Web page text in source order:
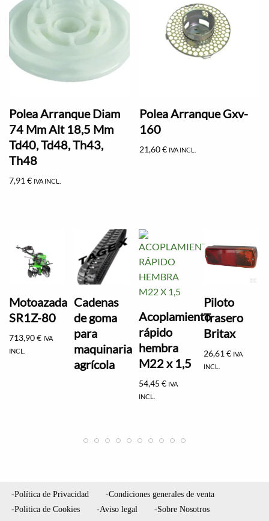
Polea Arranque Diam
74 Mm Alt 18,5 Mm
Td40, Td48, Th43,
Th48
7,91 € IVA INCL.
Polea Arranque Gxv-
160
21,60€ IVA INCL.
Motoazada
SR1Z-80
713,90€ IVA
INCL.
Cadenas
de goma
para
maquinaria
agrícola
Acoplamiento
rápido
hembra
M22 x 1,5
54,45€ IVA
INCL.
Piloto
Trasero
Britax
26,61€ IVA
INCL.
-Política de Privacidad
-Condiciones generales de venta
-Politica de Cookies
-Aviso legal
-Sobre Nosotros